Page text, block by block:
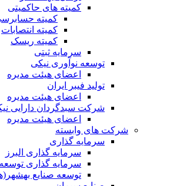
کمیته های حاکمیتی
کمیته
کمیته انتصابات
کمیته ریسک
سرمایه ثبتی
توسعه نوآوری نیکی
اعضای هیئت مدیره
تولید فیبر ایران
اعضای هیئت مدیره
شرکت سبدگردان دارایی
اعضای هیئت مدیره
شرکت های وابسته
سرمایه گذاری
سرمایه گذاری البرز
سرمایه گذاری
توسعه‌ صنایع‌